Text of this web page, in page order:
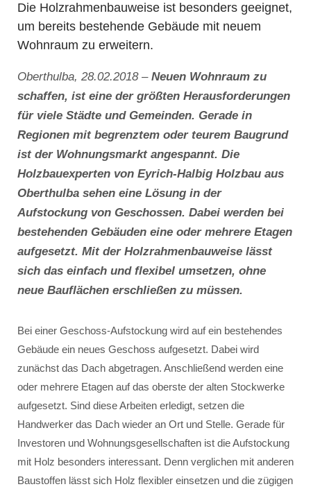
Die Holzrahmenbauweise ist besonders geeignet,
um bereits bestehende Gebäude mit neuem
Wohnraum zu erweitern.
Oberthulba, 28.02.2018 – Neuen Wohnraum zu
schaffen, ist eine der größten Herausforderungen
für viele Städte und Gemeinden. Gerade in
Regionen mit begrenztem oder teurem Baugrund
ist der Wohnungsmarkt angespannt. Die
Holzbauexperten von Eyrich-Halbig Holzbau aus
Oberthulba sehen eine Lösung in der
Aufstockung von Geschossen. Dabei werden bei
bestehenden Gebäuden eine oder mehrere Etagen
aufgesetzt. Mit der Holzrahmenbauweise lässt
sich das einfach und flexibel umsetzen, ohne
neue Bauflächen erschließen zu müssen.
Bei einer Geschoss-Aufstockung wird auf ein bestehendes
Gebäude ein neues Geschoss aufgesetzt. Dabei wird
zunächst das Dach abgetragen. Anschließend werden eine
oder mehrere Etagen auf das oberste der alten Stockwerke
aufgesetzt. Sind diese Arbeiten erledigt, setzen die
Handwerker das Dach wieder an Ort und Stelle. Gerade für
Investoren und Wohnungsgesellschaften ist die Aufstockung
mit Holz besonders interessant. Denn verglichen mit anderen
Baustoffen lässt sich Holz flexibler einsetzen und die zügigen